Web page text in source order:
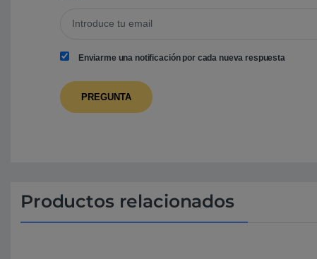
Enviarme una notificación por cada nueva respuesta
Productos relacionados